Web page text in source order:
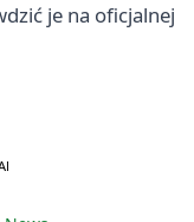
je na oficjalnej